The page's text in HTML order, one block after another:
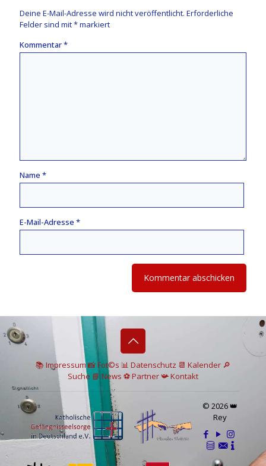
Deine E-Mail-Adresse wird nicht veröffentlicht. Erforderliche
Felder sind mit*markiert
Kommentar*
Name *
E-Mail-Adresse *
📚 Impressum📸Fot©s 📊 Datenschutz 📆 Kalender 🔎
Suche 📘 News ⚽Partner📯Kontakt
© 2026 👑
Rey